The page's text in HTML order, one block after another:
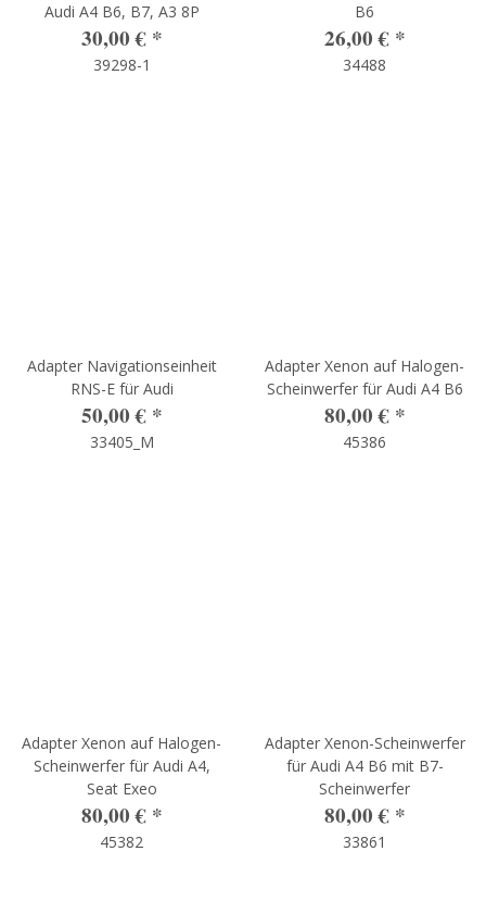
Audi A4 B6, B7, A3 8P
30,00 € *
39298-1
B6
26,00 € *
34488
Adapter Navigationseinheit
RNS-E für Audi
50,00 € *
33405_M
Adapter Xenon auf Halogen-
Scheinwerfer für Audi A4 B6
80,00 € *
45386
Adapter Xenon auf Halogen-
Scheinwerfer für Audi A4,
Seat Exeo
80,00 € *
45382
Adapter Xenon-Scheinwerfer
für Audi A4 B6 mit B7-
Scheinwerfer
80,00 € *
33861